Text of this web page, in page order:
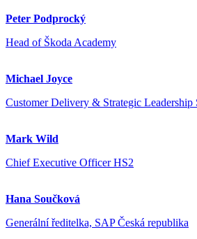
Peter Podprocký
Head of Škoda Academy
Michael Joyce
Customer Delivery & Strategic Leadership
Mark Wild
Chief Executive Officer HS2
Hana Součková
Generální ředitelka, SAP Česká republika